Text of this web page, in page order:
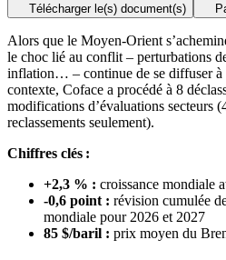
Télécharger le(s) document(s)
Alors que le Moyen-Orient
le choc lié au conflit – perturbations
inflation… – continue de se diffuser à
contexte, Coface a procédé à 8
modifications d’évaluations secteurs
reclassements seulement).
Chiffres clés :
+2,3 % : croissance mondiale
-0,6 point : révision cumulée
mondiale pour 2026 et 2027
85 $/baril : prix moyen du